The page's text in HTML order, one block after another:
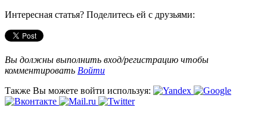
Интересная статья? Поделитесь ей с друзьями:
Вы должны выполнить вход/регистрацию чтобы
комментировать Войти
Также Вы можете войти используя: